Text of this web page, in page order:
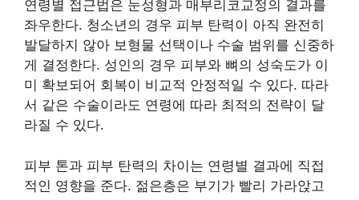
연령별 접근법은 눈성형과 매부리코교정의 결과를
좌우한다. 청소년의 경우 피부 탄력이 아직 완전히
발달하지 않아 보형물 선택이나 수술 범위를 신중하
게 결정한다. 성인의 경우 피부와 뼈의 성숙도가 이
미 확보되어 회복이 비교적 안정적일 수 있다. 따라
서 같은 수술이라도 연령에 따라 최적의 전략이 달
라질 수 있다.
피부 톤과 피부 탄력의 차이는 연령별 결과에 직접
적인 영향을 준다. 젊은층은 부기가 빨리 가라앉고